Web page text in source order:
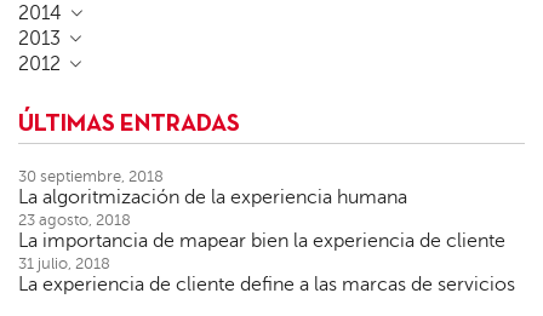
2014
2013
2012
ÚLTIMAS ENTRADAS
30 septiembre, 2018
La algoritmización de la experiencia humana
23 agosto, 2018
La importancia de mapear bien la experiencia de cliente
31 julio, 2018
La experiencia de cliente define a las marcas de servicios